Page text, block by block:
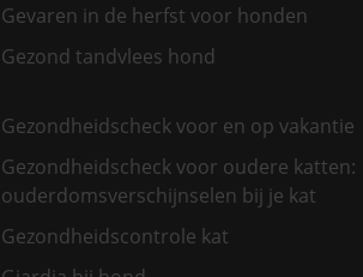
Gevaren in de herfst voor honden
Gezond tandvlees hond
Gezondheidscheck voor en op vakantie
Gezondheidscheck voor oudere katten:
ouderdomsverschijnselen bij je kat
Gezondheidscontrole kat